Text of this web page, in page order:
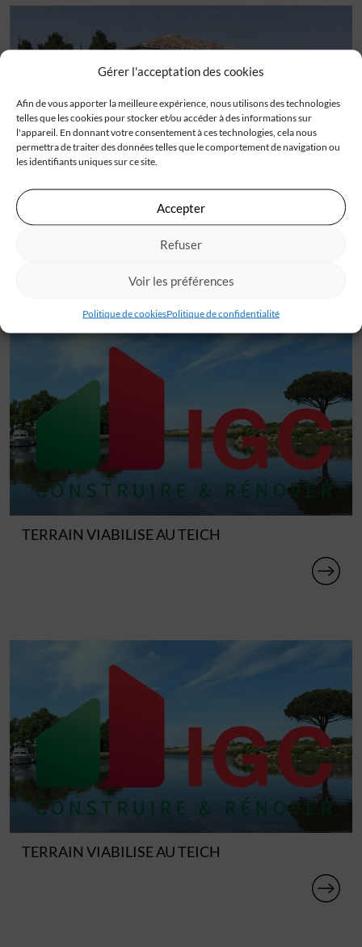
Gérer l'acceptation des cookies
Afin de vous apporter la meilleure expérience, nous utilisons des technologies
telles que les cookies pour stocker et/ou accéder à des informations sur
l'appareil. En donnant votre consentement à ces technologies, cela nous
permettra de traiter des données telles que le comportement de navigation ou
les identifiants uniques sur ce site.
Accepter
Refuser
Voir les préférences
Politique de cookiesPolitique de confidentialité
PROJET DE MAISON LE TEICH
TERRAIN VIABILISE AU TEICH
TERRAIN VIABILISE AU TEICH